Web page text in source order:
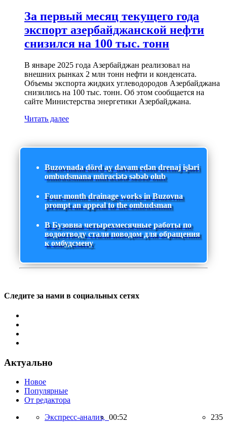
За первый месяц текущего года
экспорт азербайджанской нефти
снизился на 100 тыс. тонн
В январе 2025 года Азербайджан реализовал на
внешних рынках 2 млн тонн нефти и конденсата.
Объемы экспорта жидких углеводородов Азербайджана
снизились на 100 тыс. тонн. Об этом сообщается на
сайте Министерства энергетики Азербайджана.
Читать далее
Buzovnada dörd ay davam edən drenaj işləri
ombudsmana müraciətə səbəb olub
Four-month drainage works in Buzovna
prompt an appeal to the ombudsman
В Бузовна четырехмесячные работы по
водоотводу стали поводом для обращения
к омбудсмену
Следите за нами в социальных сетях
Актуально
Новое
Популярные
От редактора
Экспресс-анализ, 00:52 235